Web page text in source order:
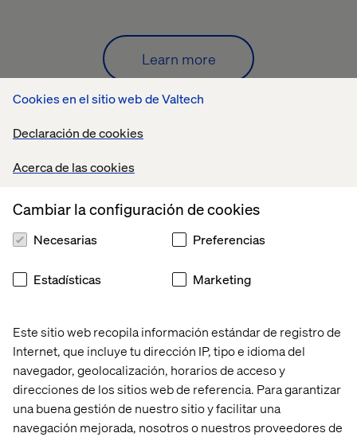
Cookies en el sitio web de Valtech
Declaración de cookies
Acerca de las cookies
Este sitio web recopila información estándar de registro de
Internet, que incluye tu dirección IP, tipo e idioma del
navegador, geolocalización, horarios de acceso y
direcciones de los sitios web de referencia. Para garantizar
una buena gestión de nuestro sitio y facilitar una
navegación mejorada, nosotros o nuestros proveedores de
Cambiar la configuración de cookies
Necesarias Preferencias
Estadísticas Marketing
Learn more
Case Case Case